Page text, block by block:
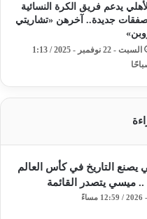
يدعم فريق الكرة النسائية
جديدة.. آخرهن «تشاريتي
السبت - 22 نوفمبر - 2025 / 1:13
يصنع التاريخ في كأس العالم